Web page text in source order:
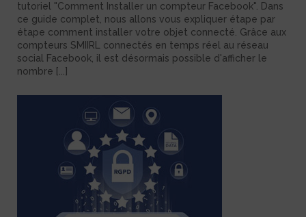
tutoriel "Comment Installer un compteur Facebook". Dans
ce guide complet, nous allons vous expliquer étape par
étape comment installer votre objet connecté. Grâce aux
compteurs SMIIRL connectés en temps réel au réseau
social Facebook, il est désormais possible d'afficher le
nombre [...]